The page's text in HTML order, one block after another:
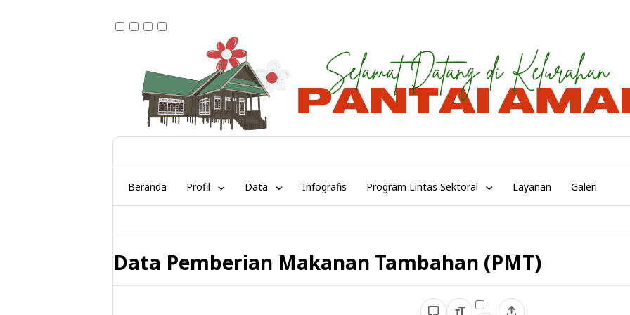
Beranda Profil Data Infografis Program Lintas Sektoral Layanan Galeri
Data Pemberian Makanan Tambahan (PMT)